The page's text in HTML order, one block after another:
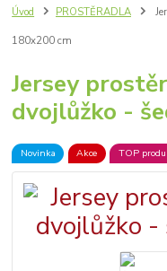
Úvod PROSTĚRADLA
180x200 cm
Jersey
dvojlůžko -
Novinka Akce TOP